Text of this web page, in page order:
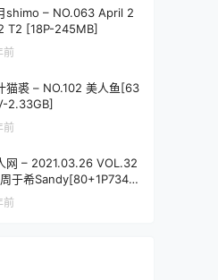
shimo – NO.063 April 2
T2 [18P-245MB]
前
猫裘 – NO.102 美人鱼[63
2.33GB]
前
网 – 2021.03.26 VOL.32
于希Sandy[80+1P734
前